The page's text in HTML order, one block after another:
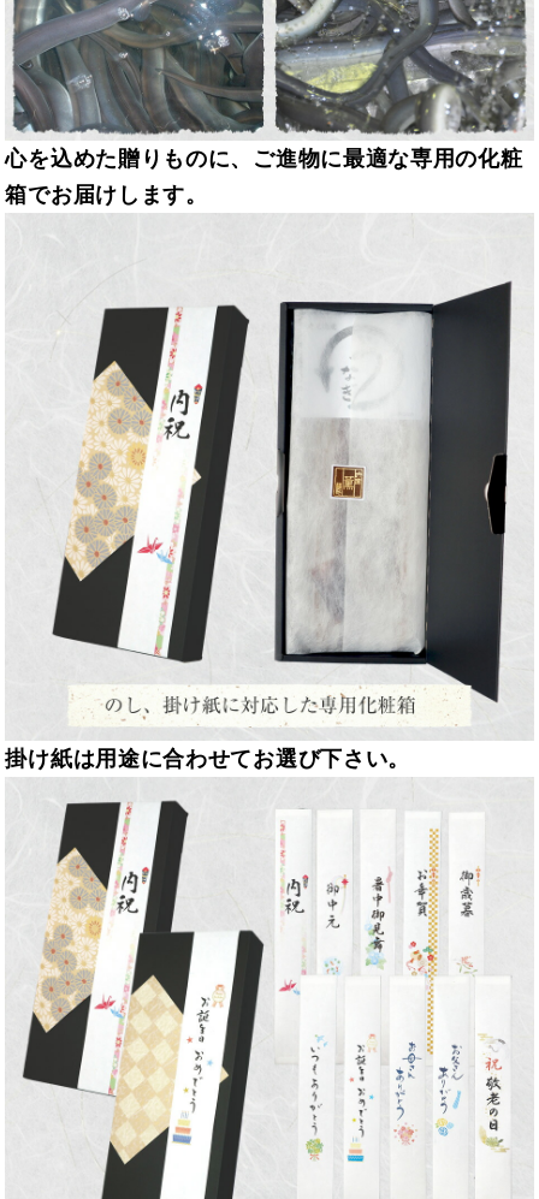
心を込めた贈りものに、ご進物に最適な専用の化粧
箱でお届けします。
掛け紙は用途に合わせてお選び下さい。